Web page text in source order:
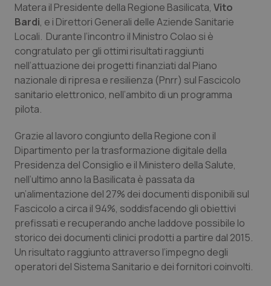
Emilia-Romagna
Friuli Venezia Giulia
Lazio
Liguria
Lombardia
Marche
Molise
Piemonte
Provincia Autonoma di Bolzano
Colesterolo & coronaropatie
Dermatite Atopica
Diabete & glucometri
Disturbi dell’umore
Dolore
Donna & Salute
Epatiti
HIV
Infezioni & Febbre
Matera il Presidente della Regione Basilicata, Vito
Bardi, e i Direttori Generali delle Aziende Sanitarie
Locali. Durante l’incontro il Ministro Colao si è
congratulato per gli ottimi risultati raggiunti
nell’attuazione dei progetti finanziati dal Piano
nazionale di ripresa e resilienza (Pnrr) sul Fascicolo
sanitario elettronico, nell’ambito di un programma
pilota.
Grazie al lavoro congiunto della Regione con il
Dipartimento per la trasformazione digitale della
Presidenza del Consiglio e il Ministero della Salute,
nell’ultimo anno la Basilicata è passata da
un’alimentazione del 27% dei documenti disponibili sul
Fascicolo a circa il 94%, soddisfacendo gli obiettivi
prefissati e recuperando anche laddove possibile lo
storico dei documenti clinici prodotti a partire dal 2015.
Un risultato raggiunto attraverso l’impegno degli
operatori del Sistema Sanitario e dei fornitori coinvolti.